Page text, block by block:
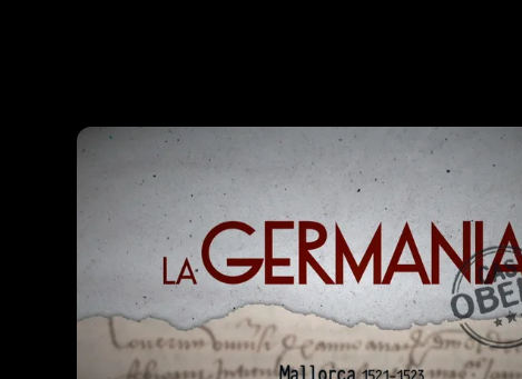
Germania suposa per a molts estudiosos el
de l'entrada de Mallorca a l'edat moderna. El
documental dirigit per Cesc Mulet (La
produccions) s'ha realitzat per contribuir a la
divulgació, durant la Diada de Mallorca
fets més sagnants i cruels de la nostra
aprofitant el 500 aniversari de la revolta. La
audiovisual tendrà continuació en la mini-
capítols de 51 minuts que emetrà IB3
de les Illes Balears els propers dies 27 de
de gener.